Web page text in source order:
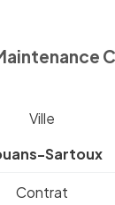
Ville
Sartoux
Contrat